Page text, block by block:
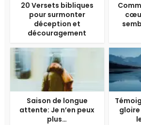
20 Versets bibliques
pour surmonter
déception et
découragement
Saison de longue
attente: Je n’en peux
plus…
gloire